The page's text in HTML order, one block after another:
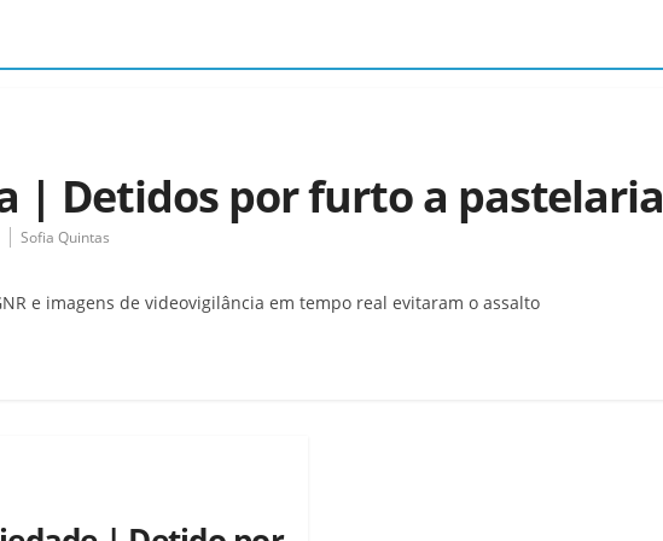
| Detidos por furto a pastelaria
Sofia Quintas
e imagens de videovigilância em tempo real evitaram o assalto